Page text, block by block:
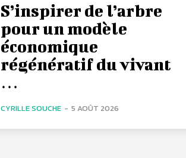
S’inspirer de l’arbre
pour un modèle
économique
régénératif du vivant
…
CYRILLE SOUCHE - 5 AOÛT 2026